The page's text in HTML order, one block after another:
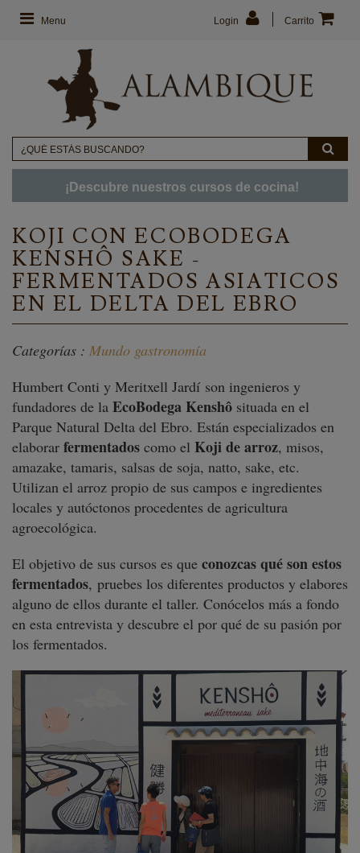
Menu Carrito
Login
¡Descubre nuestros cursos de cocina!
KOJI CON ECOBODEGA
KENSHÔ SAKE -
FERMENTADOS ASIATICOS
EN EL DELTA DEL EBRO
Categorías : Mundo gastronomía
Humbert Conti y Meritxell Jardí son ingenieros y
fundadores de la EcoBodega Kenshô situada en el
Parque Natural Delta del Ebro. Están especializados en
elaborar fermentados como el Koji de arroz, misos,
amazake, tamaris, salsas de soja, natto, sake, etc.
Utilizan el arroz propio de sus campos e ingredientes
locales y autóctonos procedentes de agricultura
agroecológica.
El objetivo de sus cursos es que conozcas qué son estos
fermentados, pruebes los diferentes productos y elabores
alguno de ellos durante el taller. Conócelos más a fondo
en esta entrevista y descubre el por qué de su pasión por
los fermentados.